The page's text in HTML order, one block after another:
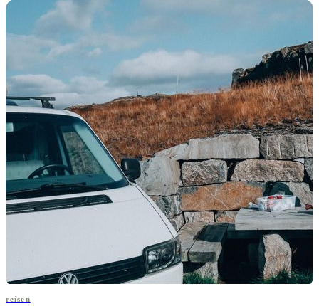
reisen